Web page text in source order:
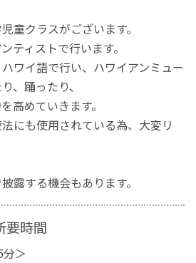
童クラスがございます。
ティストで行います。
ワイ語で行い、ハワイアンミュー
、踊ったり、
高めていきます。
にも使用されている為、大変リ
露する機会もあります。
要時間
＞